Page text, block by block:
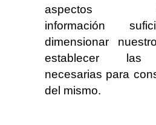
aspectos
información
dimensionar
establecer las
necesarias para
del mismo.